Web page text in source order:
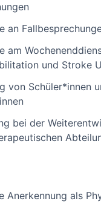
an
am
und Stroke
von Schüler*innen
bei der
Anerkennung als